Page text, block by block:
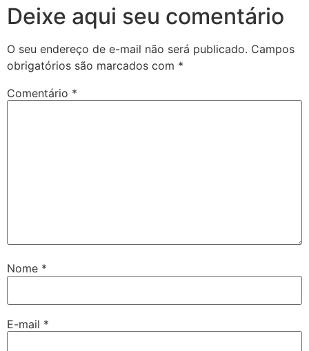
Deixe aqui seu comentário
O seu endereço de e-mail não será publicado. Campos
obrigatórios são marcados com *
Comentário *
Nome *
E-mail *